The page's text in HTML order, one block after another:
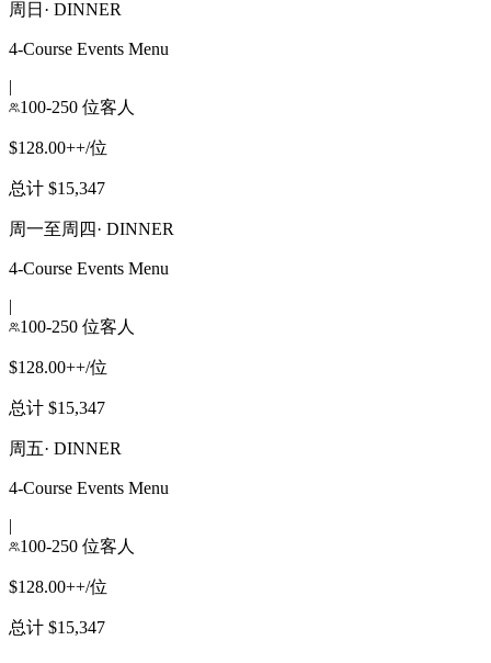
周日 · DINNER
4-Course Events Menu
|
100-250 位客人
$128.00++/位
总计 $15,347
周一至周四· DINNER
4-Course Events Menu
|
100-250 位客人
$128.00++/位
总计 $15,347
周五· DINNER
4-Course Events Menu
|
100-250 位客人
$128.00++/位
总计 $15,347